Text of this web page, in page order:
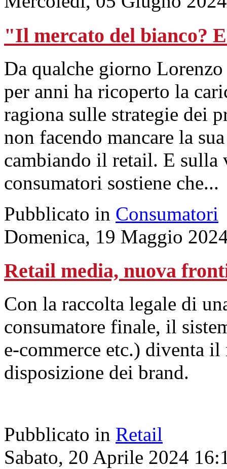
"Il mercato del bianco?
Da qualche giorno
per anni ha ricoperto la
ragiona sulle strategie dei
non facendo mancare la
cambiando il retail. E sulla
consumatori sostiene che...
Pubblicato in Consumatori
Domenica, 19 Maggio
Retail media, nuova
Con la raccolta legale di
consumatore finale, il
e-commerce etc.) diventa
disposizione dei brand.
Pubblicato in Retail
Sabato, 20 Aprile 2024